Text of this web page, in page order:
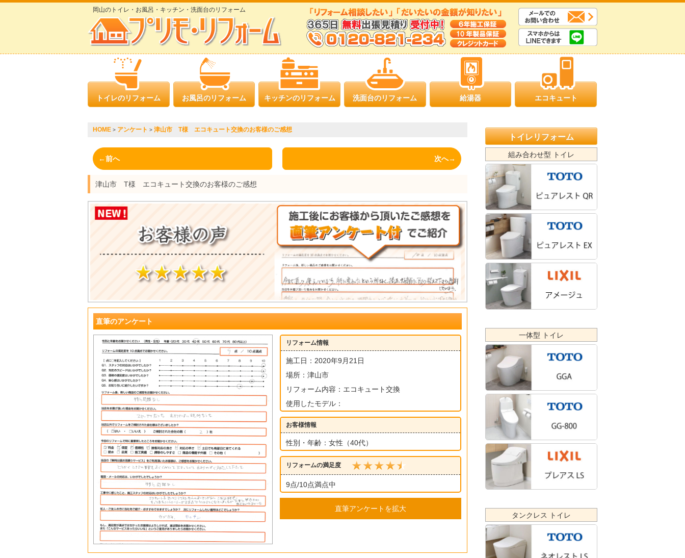
岡山のトイレ・お風呂・キッチン・洗面台のリフォーム
トイレのリフォーム お風呂のリフォーム キッチンのリフォーム 洗面台のリフォーム 給湯器 エコキュート
HOME > アンケート > 津山市 T様 エコキュート交換のお客様のご感想
←前へ 次へ→
津山市 T様 エコキュート交換のお客様のご感想
直筆のアンケート
リフォーム情報
施工日：2020年9月21日
場所：津山市
リフォーム内容：エコキュート交換
使用したモデル：
お客様情報
性別・年齢：女性（40代）
リフォームの満足度
9点/10点満点中
直筆アンケートを拡大
トイレリフォーム
組み合わせ型 トイレ
一体型 トイレ
タンクレス トイレ